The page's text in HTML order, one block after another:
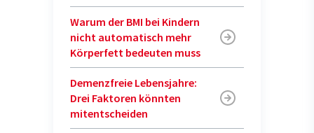
Warum der BMI bei Kindern
nicht automatisch mehr
Körperfett bedeuten muss
Demenzfreie Lebensjahre:
Drei Faktoren könnten
mitentscheiden